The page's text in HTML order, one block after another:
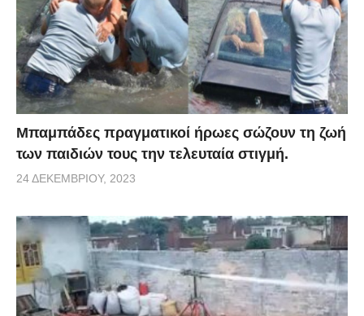
Μπαμπάδες πραγματικοί ήρωες σώζουν τη ζωή
των παιδιών τους την τελευταία στιγμή.
24 ΔΕΚΕΜΒΡΊΟΥ, 2023